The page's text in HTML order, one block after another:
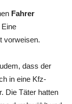
Fahrer
Eine
vorweisen.
dass der
in eine Kfz-
Die Täter hatten